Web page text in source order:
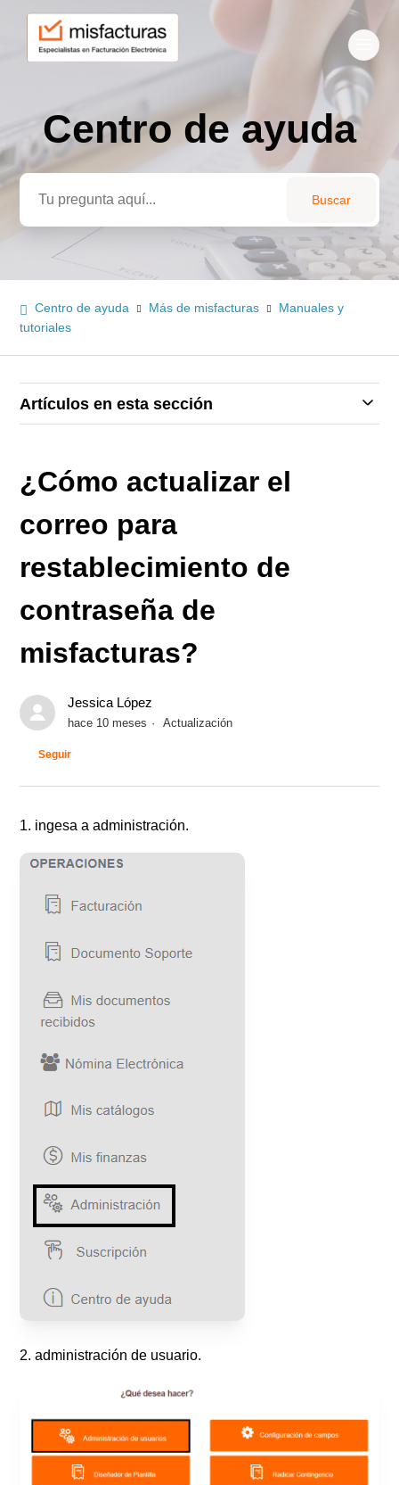
Búsqueda
Centro de ayuda
Centro de ayuda Más de misfacturas
Manuales y
tutoriales
Artículos en esta sección
¿Cómo actualizar el
correo para
restablecimiento de
contraseña de
misfacturas?
Jessica López
hace 10 meses Actualización
Seguir
1. ingesa a administración.
2. administración de usuario.